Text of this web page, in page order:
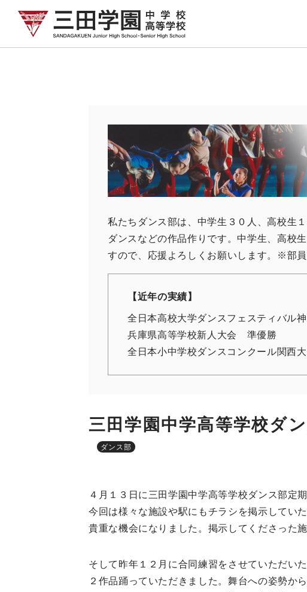
私たちダンス部は、中学生３０人、高校生
ダンスなどの作品作りです。中学生、高校
すので、応援よろしくお願いします。※部
【近年の実績】
全日本高校大学ダンスフェスティバル
兵庫県高等学校新人大会 準優勝
全日本小中学校ダンスコンクール関西
三田学園中学高等学校ダ
ダンス部
４月１３日に三田学園中学高等学校ダンス部定
今回は様々な施設や駅にもチラシを掲示してい
貴重な機会になりました。掲示してくださった
そして昨年１２月に合同練習をさせていただい
２作品踊っていただきました。舞台への姿勢か